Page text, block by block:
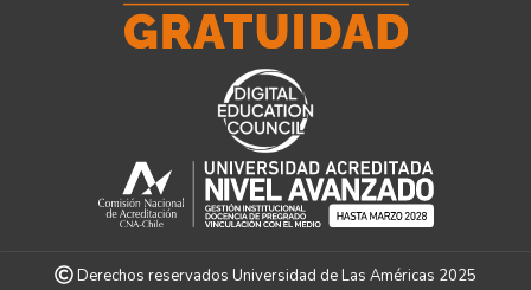
Derechos reservados Universidad de Las Américas 2025